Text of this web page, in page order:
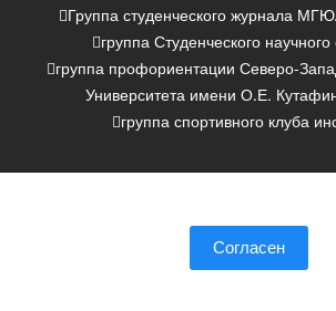
Группа студенческого журнала
группа Студенческого
группа профориентации Северо-
Университета имени О.Е.
группа спортивного клуба
Согласен